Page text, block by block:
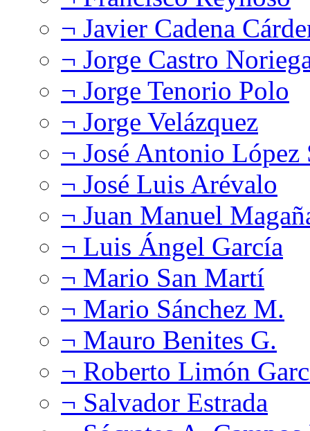
¬ Javier Cadena
¬ Jorge Castro
¬ Jorge Tenorio Polo
¬ Jorge Velázquez
¬ José Antonio López
¬ José Luis Arévalo
¬ Juan Manuel
¬ Luis Ángel García
¬ Mario San Martí
¬ Mario Sánchez M.
¬ Mauro Benites G.
¬ Roberto Limón
¬ Salvador Estrada